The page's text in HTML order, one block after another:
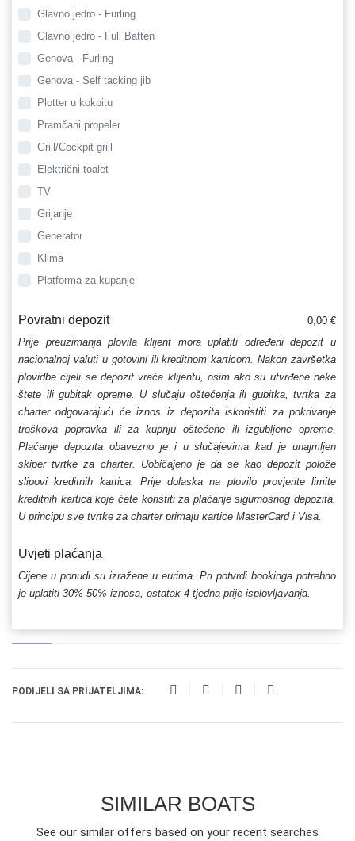
Glavno jedro - Furling
Glavno jedro - Full Batten
Genova - Furling
Genova - Self tacking jib
Plotter u kokpitu
Pramčani propeler
Grill/Cockpit grill
Električni toalet
TV
Grijanje
Generator
Klima
Platforma za kupanje
Povratni depozit
0,00 €
Prije preuzimanja plovila klijent mora uplatiti određeni depozit u
nacionalnoj valuti u gotovini ili kreditnom karticom. Nakon završetka
plovidbe cijeli se depozit vraća klijentu, osim ako su utvrđene neke
štete ili gubitak opreme. U slučaju oštećenja ili gubitka, tvrtka za
charter odgovarajući će iznos iz depozita iskoristiti za pokrivanje
troškova popravka ili za kupnju oštećene ili izgubljene opreme.
Plaćanje depozita obavezno je i u slučajevima kad je unajmljen
skiper tvrtke za charter. Uobičajeno je da se kao depozit polože
slipovi kreditnih kartica. Prije dolaska na plovilo provjerite limite
kreditnih kartica koje ćete koristiti za plaćanje sigurnosnog depozita.
U principu sve tvrtke za charter primaju kartice MasterCard i Visa.
Uvjeti plaćanja
Cijene u ponudi su izražene u eurima. Pri potvrdi bookinga potrebno
je uplatiti 30%-50% iznosa, ostatak 4 tjedna prije isplovljavanja.
PODIJELI SA PRIJATELJIMA:
SIMILAR BOATS
See our similar offers based on your recent searches